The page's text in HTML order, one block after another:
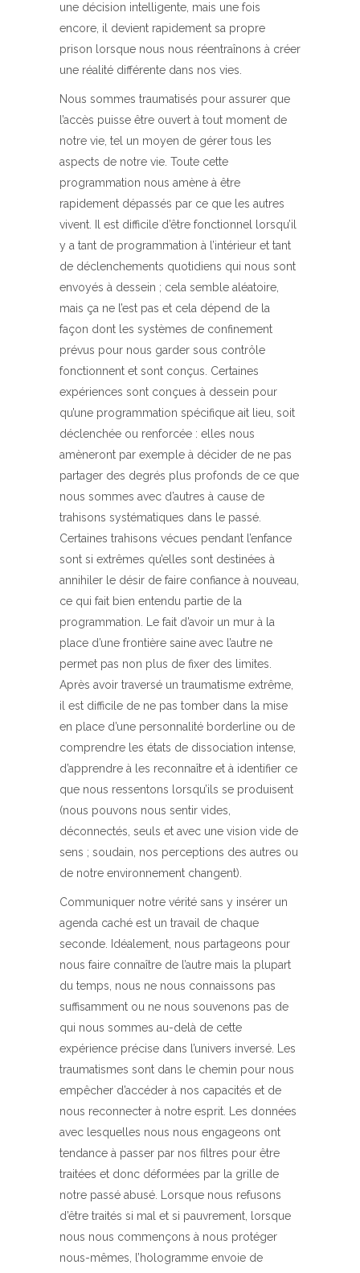
une décision intelligente, mais une fois
encore, il devient rapidement sa propre
prison lorsque nous nous réentraînons à créer
une réalité différente dans nos vies.
Nous sommes traumatisés pour assurer que
l’accès puisse être ouvert à tout moment de
notre vie, tel un moyen de gérer tous les
aspects de notre vie. Toute cette
programmation nous amène à être
rapidement dépassés par ce que les autres
vivent. Il est difficile d’être fonctionnel lorsqu’il
y a tant de programmation à l’intérieur et tant
de déclenchements quotidiens qui nous sont
envoyés à dessein ; cela semble aléatoire,
mais ça ne l’est pas et cela dépend de la
façon dont les systèmes de confinement
prévus pour nous garder sous contrôle
fonctionnent et sont conçus. Certaines
expériences sont conçues à dessein pour
qu’une programmation spécifique ait lieu, soit
déclenchée ou renforcée : elles nous
amèneront par exemple à décider de ne pas
partager des degrés plus profonds de ce que
nous sommes avec d’autres à cause de
trahisons systématiques dans le passé.
Certaines trahisons vécues pendant l’enfance
sont si extrêmes qu’elles sont destinées à
annihiler le désir de faire confiance à nouveau,
ce qui fait bien entendu partie de la
programmation. Le fait d’avoir un mur à la
place d’une frontière saine avec l’autre ne
permet pas non plus de fixer des limites.
Après avoir traversé un traumatisme extrême,
il est difficile de ne pas tomber dans la mise
en place d’une personnalité borderline ou de
comprendre les états de dissociation intense,
d’apprendre à les reconnaître et à identifier ce
que nous ressentons lorsqu’ils se produisent
(nous pouvons nous sentir vides,
déconnectés, seuls et avec une vision vide de
sens ; soudain, nos perceptions des autres ou
de notre environnement changent).
Communiquer notre vérité sans y insérer un
agenda caché est un travail de chaque
seconde. Idéalement, nous partageons pour
nous faire connaître de l’autre mais la plupart
du temps, nous ne nous connaissons pas
suffisamment ou ne nous souvenons pas de
qui nous sommes au-delà de cette
expérience précise dans l’univers inversé. Les
traumatismes sont dans le chemin pour nous
empêcher d’accéder à nos capacités et de
nous reconnecter à notre esprit. Les données
avec lesquelles nous nous engageons ont
tendance à passer par nos filtres pour être
traitées et donc déformées par la grille de
notre passé abusé. Lorsque nous refusons
d’être traités si mal et si pauvrement, lorsque
nous nous commençons à nous protéger
nous-mêmes, l’hologramme envoie de